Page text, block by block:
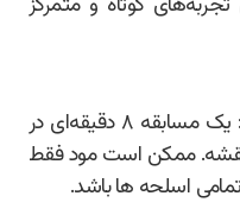
کوییک مچ (Quick Match): یک مسابقه ۸ دقیقه‌ای در
ممکن است مود فقط
اسلحه ها باشد.